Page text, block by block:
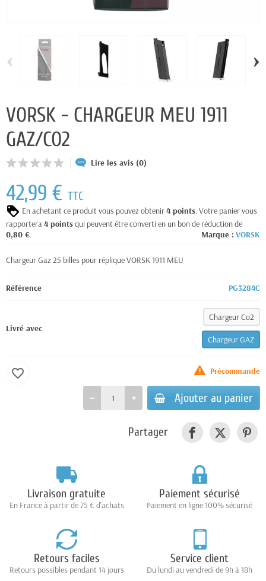
‹ ›
VORSK - CHARGEUR MEU 1911
GAZ/CO2
Lire les avis (0)
Marque : VORSK
42,99 € TTC
En achetant ce produit vous pouvez obtenir4 points. Votre panier vous
rapportera4 pointsqui peuvent être converti en un bon de réduction de
0,80 €.
Chargeur Gaz 25 billes pour réplique VORSK 1911 MEU
Référence PG3284C
Livré avec
Chargeur Co2
Chargeur GAZ
Précommande
Ajouter au panier
favorite_border
Partager
Livraison gratuite
En France à partir de 75 € d'achats
Paiement sécurisé
Paiement en ligne 100% sécurisé
Retours faciles
Retours possibles pendant 14 jours
Service client
Du lundi au vendredi de 9h à 18h